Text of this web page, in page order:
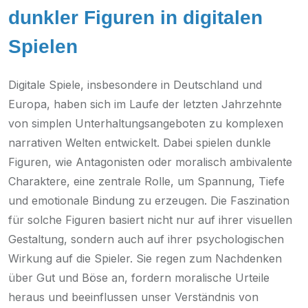
dunkler Figuren in digitalen
Spielen
Digitale Spiele, insbesondere in Deutschland und
Europa, haben sich im Laufe der letzten Jahrzehnte
von simplen Unterhaltungsangeboten zu komplexen
narrativen Welten entwickelt. Dabei spielen dunkle
Figuren, wie Antagonisten oder moralisch ambivalente
Charaktere, eine zentrale Rolle, um Spannung, Tiefe
und emotionale Bindung zu erzeugen. Die Faszination
für solche Figuren basiert nicht nur auf ihrer visuellen
Gestaltung, sondern auch auf ihrer psychologischen
Wirkung auf die Spieler. Sie regen zum Nachdenken
über Gut und Böse an, fordern moralische Urteile
heraus und beeinflussen unser Verständnis von